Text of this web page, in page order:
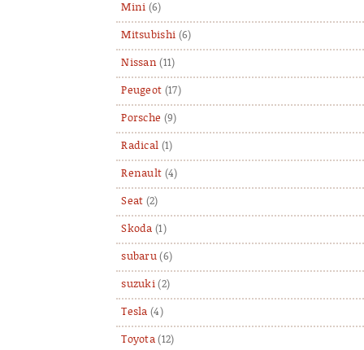
Mini (6)
Mitsubishi (6)
Nissan (11)
Peugeot (17)
Porsche (9)
Radical (1)
Renault (4)
Seat (2)
Skoda (1)
subaru (6)
suzuki (2)
Tesla (4)
Toyota (12)